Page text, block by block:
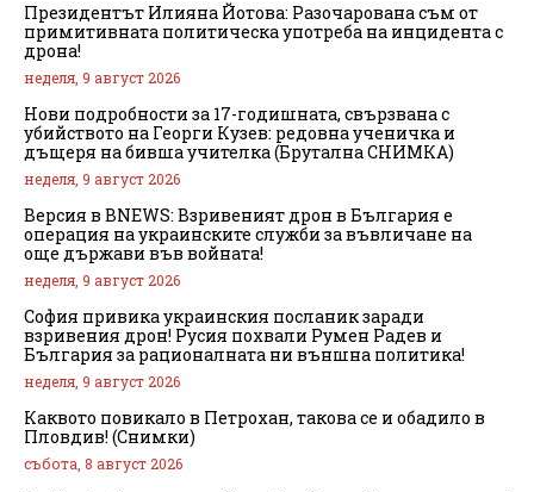
Президентът Илияна Йотова: Разочарована съм от
примитивната политическа употреба на инцидента с
дрона!
неделя, 9 август 2026
Нови подробности за 17-годишната, свързвана с
убийството на Георги Кузев: редовна ученичка и
дъщеря на бивша учителка (Брутална СНИМКА)
неделя, 9 август 2026
Версия в BNEWS: Взривеният дрон в България е
операция на украинските служби за въвличане на
още държави във войната!
неделя, 9 август 2026
София привика украинския посланик заради
взривения дрон! Русия похвали Румен Радев и
България за рационалната ни външна политика!
неделя, 9 август 2026
Каквото повикало в Петрохан, такова се и обадило в
Пловдив! (Снимки)
събота, 8 август 2026